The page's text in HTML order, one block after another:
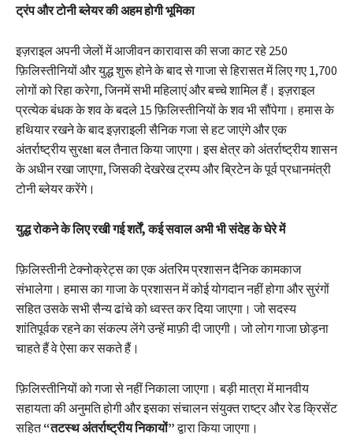
ट्रंप और टोनी ब्लेयर की अहम होगी भूमिका
इज़राइल अपनी जेलों में आजीवन कारावास की सजा काट रहे 250
फ़िलिस्तीनियों और युद्ध शुरू होने के बाद से गाजा से हिरासत में लिए गए 1,700
लोगों को रिहा करेगा, जिनमें सभी महिलाएं और बच्चे शामिल हैं। इज़राइल
प्रत्येक बंधक के शव के बदले 15 फ़िलिस्तीनियों के शव भी सौंपेगा। हमास के
हथियार रखने के बाद इज़राइली सैनिक गजा से हट जाएंगे और एक
अंतर्राष्ट्रीय सुरक्षा बल तैनात किया जाएगा। इस क्षेत्र को अंतर्राष्ट्रीय शासन
के अधीन रखा जाएगा, जिसकी देखरेख ट्रम्प और ब्रिटेन के पूर्व प्रधानमंत्री
टोनी ब्लेयर करेंगे।
युद्ध रोकने के लिए रखी गई शर्तें, कई सवाल अभी भी संदेह के घेरे में
फ़िलिस्तीनी टेक्नोक्रेट्स का एक अंतरिम प्रशासन दैनिक कामकाज
संभालेगा। हमास का गाजा के प्रशासन में कोई योगदान नहीं होगा और सुरंगों
सहित उसके सभी सैन्य ढांचे को ध्वस्त कर दिया जाएगा। जो सदस्य
शांतिपूर्वक रहने का संकल्प लेंगे उन्हें माफ़ी दी जाएगी। जो लोग गाजा छोड़ना
चाहते हैं वे ऐसा कर सकते हैं।
फ़िलिस्तीनियों को गजा से नहीं निकाला जाएगा। बड़ी मात्रा में मानवीय
सहायता की अनुमति होगी और इसका संचालन संयुक्त राष्ट्र और रेड क्रिसेंट
सहित“तटस्थ अंतर्राष्ट्रीय निकायों”द्वारा किया जाएगा।